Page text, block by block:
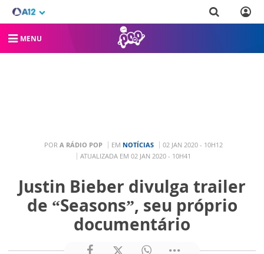
MENU
POR A RÁDIO POP EM NOTÍCIAS
02 JAN 2020 - 10H12
ATUALIZADA EM 02 JAN 2020 - 10H41
Justin Bieber divulga trailer
de “Seasons”, seu próprio
documentário